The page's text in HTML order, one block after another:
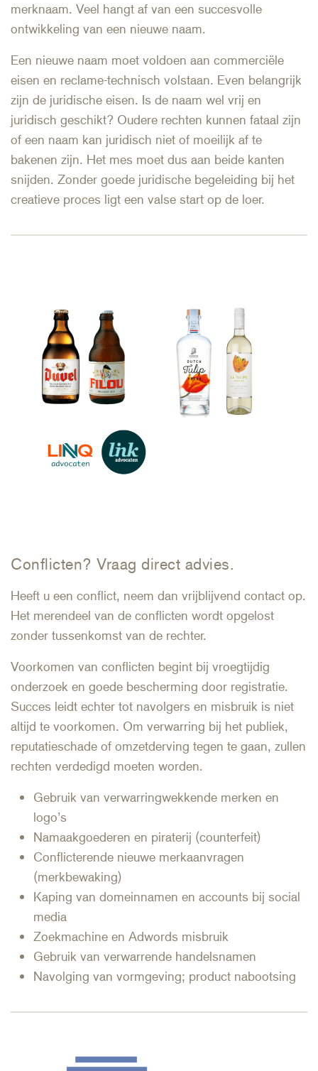
merknaam. Veel hangt af van een succesvolle
ontwikkeling van een nieuwe naam.
Een nieuwe naam moet voldoen aan commerciële
eisen en reclame-technisch volstaan. Even belangrijk
zijn de juridische eisen. Is de naam wel vrij en
juridisch geschikt? Oudere rechten kunnen fataal zijn
of een naam kan juridisch niet of moeilijk af te
bakenen zijn. Het mes moet dus aan beide kanten
snijden. Zonder goede juridische begeleiding bij het
creatieve proces ligt een valse start op de loer.
Conflicten? Vraag direct advies.
Heeft u een conflict, neem dan vrijblijvend contact op.
Het merendeel van de conflicten wordt opgelost
zonder tussenkomst van de rechter.
Voorkomen van conflicten begint bij vroegtijdig
onderzoek en goede bescherming door registratie.
Succes leidt echter tot navolgers en misbruik is niet
altijd te voorkomen. Om verwarring bij het publiek,
reputatieschade of omzetderving tegen te gaan, zullen
rechten verdedigd moeten worden.
Gebruik van verwarringwekkende merken en
logo’s
Namaakgoederen en piraterij (counterfeit)
Conflicterende nieuwe merkaanvragen
(merkbewaking)
Kaping van domeinnamen en accounts bij social
media
Zoekmachine en Adwords misbruik
Gebruik van verwarrende handelsnamen
Navolging van vormgeving; product nabootsing